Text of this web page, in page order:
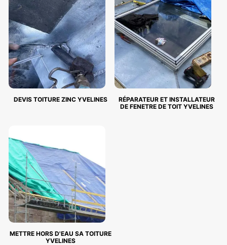
DEVIS TOITURE ZINC YVELINES
RÉPARATEUR ET INSTALLATEUR
DE FENETRE DE TOIT YVELINES
METTRE HORS D'EAU SA TOITURE
YVELINES